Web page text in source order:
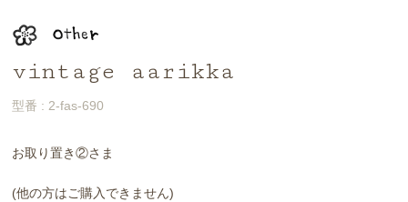
vintage aarikka
型番 : 2-fas-690
お取り置き②さま
(他の方はご購入できません)